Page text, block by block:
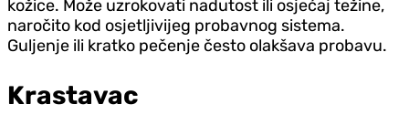
kožice. Može uzrokovati nadutost ili osjećaj težine,
naročito kod osjetljivijeg probavnog sistema.
Guljenje ili kratko pečenje često olakšava probavu.
Krastavac